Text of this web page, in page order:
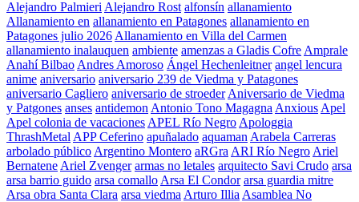
Alejandro Palmieri Alejandro Rost alfonsín allanamiento
Allanamiento en allanamiento en Patagones allanamiento en
Patagones julio 2026 Allanamiento en Villa del Carmen
allanamiento inalauquen ambiente amenzas a Gladis Cofre Amprale
Anahí Bilbao Andres Amoroso Ángel Hechenleitner angel lencura
anime aniversario aniversario 239 de Viedma y Patagones
aniversario Cagliero aniversario de stroeder Aniversario de Viedma
y Patgones anses antidemon Antonio Tono Magagna Anxious Apel
Apel colonia de vacaciones APEL Río Negro Apologgia
ThrashMetal APP Ceferino apuñalado aquaman Arabela Carreras
arbolado público Argentino Montero aRGra ARI Río Negro Ariel
Bernatene Ariel Zvenger armas no letales arquitecto Savi Crudo arsa
arsa barrio guido arsa comallo Arsa El Condor arsa guardia mitre
Arsa obra Santa Clara arsa viedma Arturo Illia Asamblea No